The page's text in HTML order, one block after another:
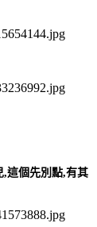
這個先別點,有其